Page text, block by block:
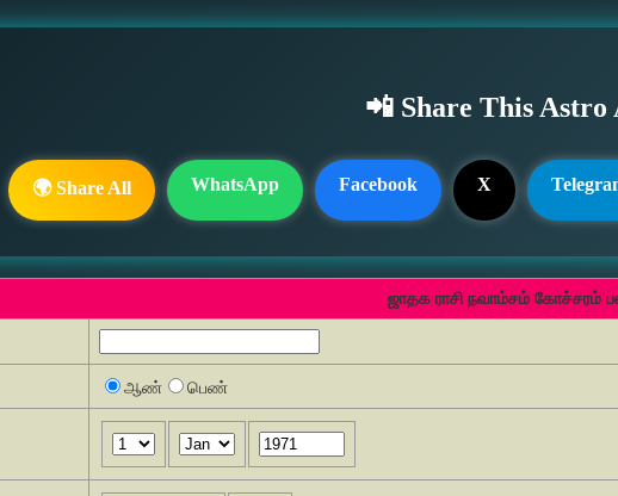
📲 Share This Astro
🌍 Share All WhatsApp Facebook X
ஜாதக ராசி நவாம்சம் கோச்சரம்
ஆண் பெண்